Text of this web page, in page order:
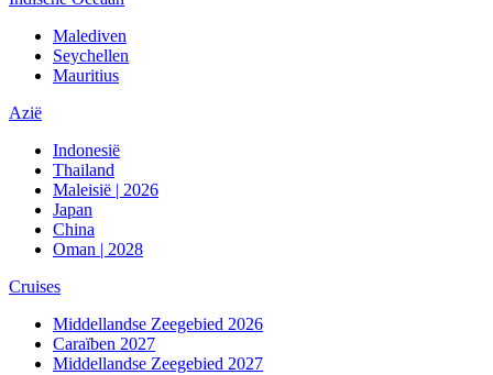
Malediven
Seychellen
Mauritius
Azië
Indonesië
Thailand
Maleisië | 2026
Japan
China
Oman | 2028
Cruises
Middellandse Zeegebied 2026
Caraïben 2027
Middellandse Zeegebied 2027